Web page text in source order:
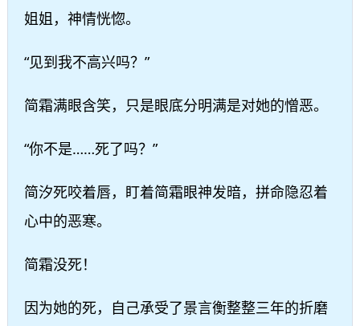
姐姐，神情恍惚。
“见到我不高兴吗？”
简霜满眼含笑，只是眼底分明满是对她的憎恶。
“你不是……死了吗？”
简汐死咬着唇，盯着简霜眼神发暗，拼命隐忍着
心中的恶寒。
简霜没死！
因为她的死，自己承受了景言衡整整三年的折磨